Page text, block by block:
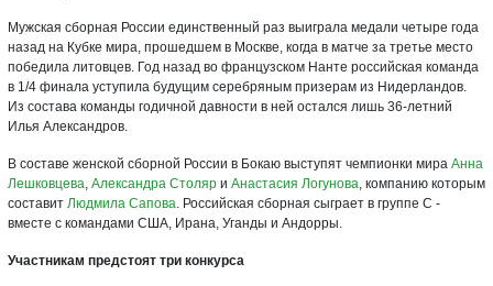
Мужская сборная России единственный раз выиграла медали четыре года
назад на Кубке мира, прошедшем в Москве, когда в матче за третье место
победила литовцев. Год назад во французском Нанте российская команда
в 1/4 финала уступила будущим серебряным призерам из Нидерландов.
Из состава команды годичной давности в ней остался лишь 36-летний
Илья Александров.
В составе женской сборной России в Бокаю выступят чемпионки мира Анна
Лешковцева, Александра Столяр и Анастасия Логунова, компанию которым
составит Людмила Сапова. Российская сборная сыграет в группе С -
вместе с командами США, Ирана, Уганды и Андорры.
Участникам предстоят три конкурса